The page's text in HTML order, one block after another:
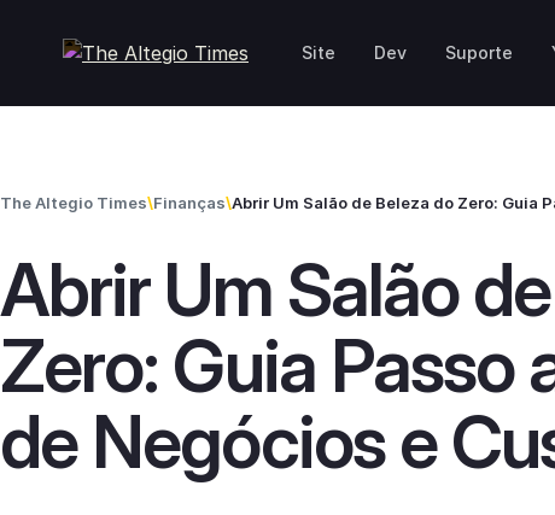
Site Dev Suporte
The Altegio Times\Finanças\
Abrir Um Salão
Zero: Guia Passo
de Negócios e